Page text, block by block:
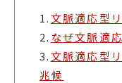
1.文脈適応型
2. なぜ文脈適
3.文脈適応型
兆候